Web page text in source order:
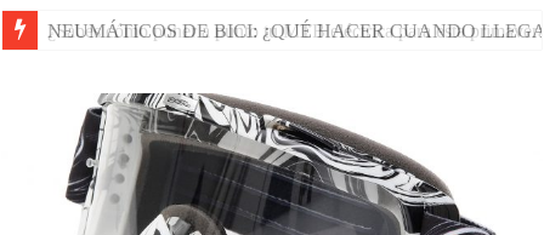
NEUMÁTICOS DE BICI: ¿QUÉ HACER CUANDO